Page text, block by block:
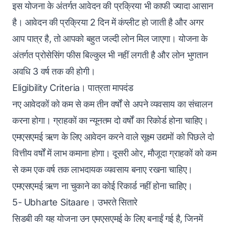
इस योजना के अंतर्गत आवेदन की प्रक्रिया भी काफी ज्यादा आसान
है। आवेदन की प्रक्रिया 2 दिन में कंप्लीट हो जाती है और अगर
आप पात्र है, तो आपको बहुत जल्दी लोन मिल जाएगा। योजना के
अंतर्गत प्रोसेसिंग फीस बिल्कुल भी नहीं लगती है और लोन भुगतान
अवधि 3 वर्ष तक की होगी।
Eligibility Criteria। पात्रता मापदंड
नए आवेदकों को कम से कम तीन वर्षों से अपने व्यवसाय का संचालन
करना होगा। ग्राहकों का न्यूनतम दो वर्षों का रिकोर्ड होना चाहिए।
एमएसएमई ऋण के लिए आवेदन करने वाले सूक्ष्म उद्यमों को पिछले दो
वित्तीय वर्षों में लाभ कमाना होगा। दूसरी ओर, मौजूदा ग्राहकों को कम
से कम एक वर्ष तक लाभदायक व्यवसाय बनाए रखना चाहिए।
एमएसएमई ऋण ना चुकाने का कोई रिकार्ड नहीं होना चाहिए।
5- Ubharte Sitaare। उभरते सितारे
सिडबी की यह योजना उन एमएसएमई के लिए बनाईं गई है, जिनमें